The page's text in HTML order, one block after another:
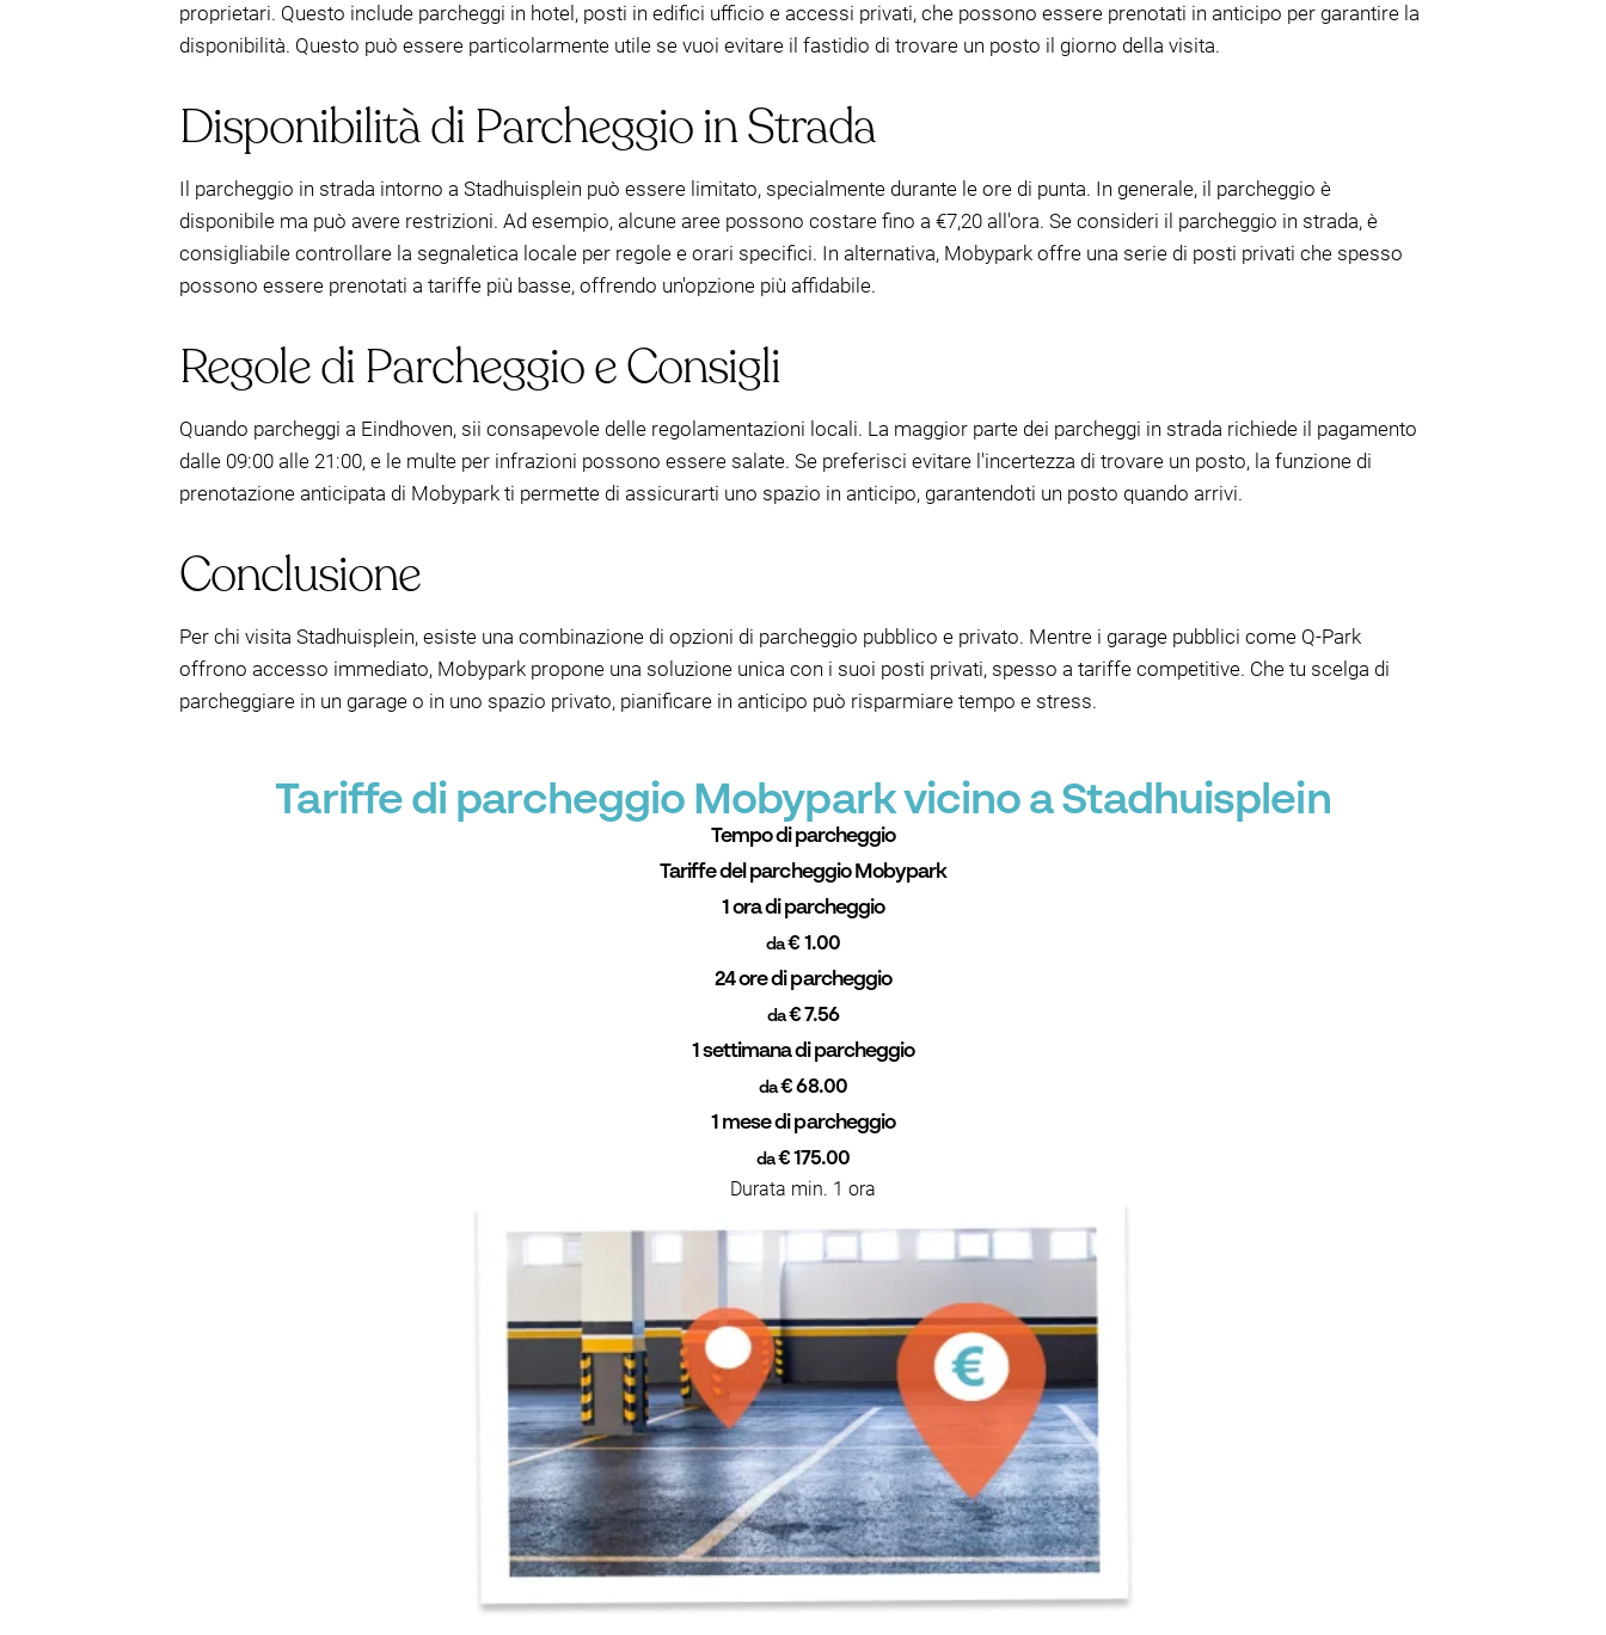
proprietari. Questo include parcheggi in hotel, posti in edifici ufficio e accessi privati, che possono essere prenotati in anticipo per garantire la
disponibilità. Questo può essere particolarmente utile se vuoi evitare il fastidio di trovare un posto il giorno della visita.
Disponibilità di Parcheggio in Strada
Il parcheggio in strada intorno a Stadhuisplein può essere limitato, specialmente durante le ore di punta. In generale, il parcheggio è
disponibile ma può avere restrizioni. Ad esempio, alcune aree possono costare fino a €7,20 all'ora. Se consideri il parcheggio in strada, è
consigliabile controllare la segnaletica locale per regole e orari specifici. In alternativa, Mobypark offre una serie di posti privati che spesso
possono essere prenotati a tariffe più basse, offrendo un'opzione più affidabile.
Regole di Parcheggio e Consigli
Quando parcheggi a Eindhoven, sii consapevole delle regolamentazioni locali. La maggior parte dei parcheggi in strada richiede il pagamento
dalle 09:00 alle 21:00, e le multe per infrazioni possono essere salate. Se preferisci evitare l'incertezza di trovare un posto, la funzione di
prenotazione anticipata di Mobypark ti permette di assicurarti uno spazio in anticipo, garantendoti un posto quando arrivi.
Conclusione
Per chi visita Stadhuisplein, esiste una combinazione di opzioni di parcheggio pubblico e privato. Mentre i garage pubblici come Q-Park
offrono accesso immediato, Mobypark propone una soluzione unica con i suoi posti privati, spesso a tariffe competitive. Che tu scelga di
parcheggiare in un garage o in uno spazio privato, pianificare in anticipo può risparmiare tempo e stress.
Tariffe di parcheggio Mobypark vicino a Stadhuisplein
Tempo di parcheggio
Tariffe del parcheggio Mobypark
1 ora di parcheggio
da€ 1.00
24 ore di parcheggio
da€ 7.56
1 settimana di parcheggio
da€ 68.00
1 mese di parcheggio
da€ 175.00
Durata min. 1 ora